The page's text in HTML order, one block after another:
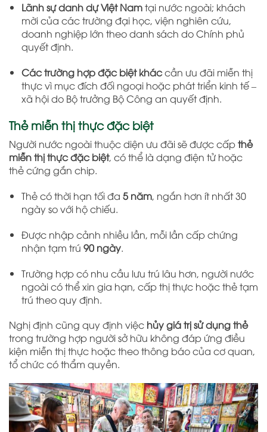
Lãnh sự danh dự Việt Namtại nước ngoài; khách
mời của các trường đại học, viện nghiên cứu,
doanh nghiệp lớn theo danh sách do Chính phủ
quyết định.
Các trường hợp đặc biệt kháccần ưu đãi miễn thị
thực vì mục đích đối ngoại hoặc phát triển kinh tế –
xã hội do Bộ trưởng Bộ Công an quyết định.
Thẻ miễn thị thực đặc biệt
Người nước ngoài thuộc diện ưu đãi sẽ được cấpthẻ
miễn thị thực đặc biệt, có thể là dạng điện tử hoặc
thẻ cứng gắn chip.
Thẻ có thời hạn tối đa 5 năm, ngắn hơn ít nhất 30
ngày so với hộ chiếu.
Được nhập cảnh nhiều lần, mỗi lần cấp chứng
nhận tạm trú 90 ngày.
Trường hợp có nhu cầu lưu trú lâu hơn, người nước
ngoài có thể xin gia hạn, cấp thị thực hoặc thẻ tạm
trú theo quy định.
Nghị định cũng quy định việc hủy giá trị sử dụng thẻ
trong trường hợp người sở hữu không đáp ứng điều
kiện miễn thị thực hoặc theo thông báo của cơ quan,
tổ chức có thẩm quyền.